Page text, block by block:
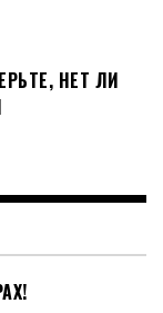
НЕТ ЛИ